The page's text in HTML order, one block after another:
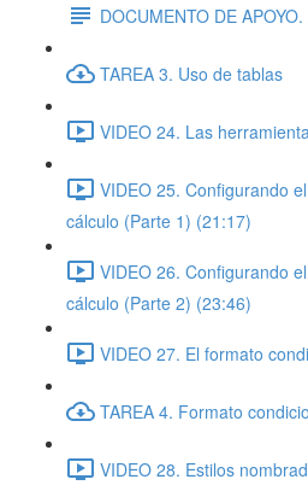
DOCUMENTO DE
TAREA 3. Uso de tablas
VIDEO 24. Las
VIDEO 25. Configurando
cálculo (Parte 1) (21:17)
VIDEO 26. Configurando
cálculo (Parte 2) (23:46)
VIDEO 27. El formato
TAREA 4. Formato
VIDEO 28. Estilos